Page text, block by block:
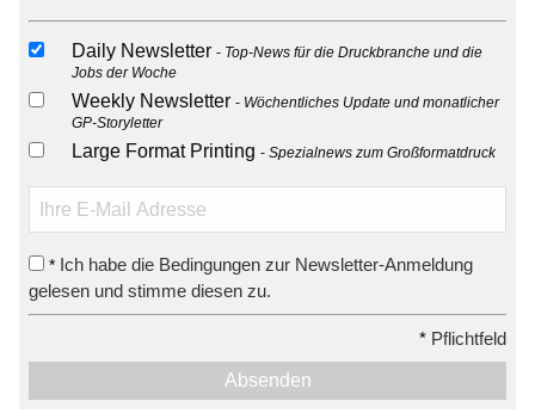
Daily Newsletter
Top-News für die Druckbranche und die
Jobs der Woche
Weekly Newsletter
Wöchentliches Update und monatlicher
GP-Storyletter
Large Format Printing Spezialnews zum Großformatdruck
* Ich habe die Bedingungen zur Newsletter-Anmeldung
gelesen und stimme diesen zu.
* Pflichtfeld
Absenden